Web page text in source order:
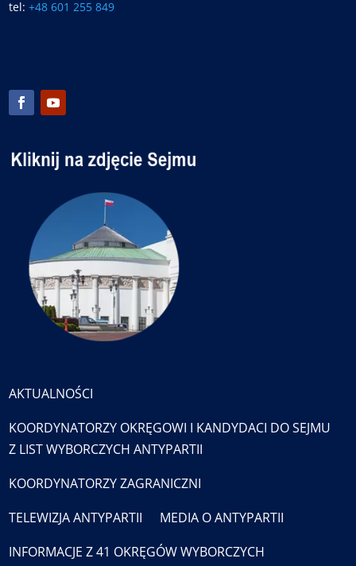
tel:+48 601 255 849
AKTUALNOŚCI
KOORDYNATORZY OKRĘGOWI I KANDYDACI DO SEJMU
Z LIST WYBORCZYCH ANTYPARTII
KOORDYNATORZY ZAGRANICZNI
TELEWIZJA ANTYPARTII
MEDIA O ANTYPARTII
INFORMACJE Z 41 OKRĘGÓW WYBORCZYCH